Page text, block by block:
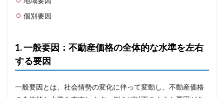
個別要因
1. 一般要因：不動産価格の全体的な水準を左右
する要因
一般要因とは、社会情勢の変化に伴って変動し、不動産価格